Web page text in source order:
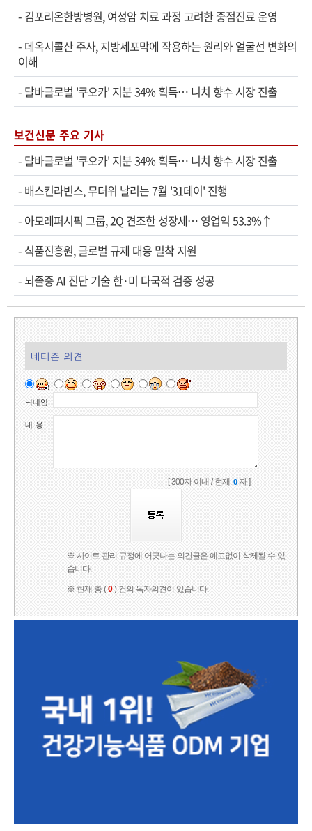
- 김포리온한방병원, 여성암 치료 과정 고려한 중점진료 운영
- 데옥시콜산 주사, 지방세포막에 작용하는 원리와 얼굴선 변화의
이해
- 달바글로벌 '쿠오카' 지분 34% 획득… 니치 향수 시장 진출
보건신문 주요 기사
- 달바글로벌 '쿠오카' 지분 34% 획득… 니치 향수 시장 진출
- 배스킨라빈스, 무더위 날리는 7월 '31데이' 진행
- 아모레퍼시픽 그룹, 2Q 견조한 성장세… 영업익 53.3%↑
- 식품진흥원, 글로벌 규제 대응 밀착 지원
- 뇌졸중 AI 진단 기술 한·미 다국적 검증 성공
네티즌 의견
닉네임
내 용
[ 300자 이내 / 현재:0자 ]
※ 사이트 관리 규정에 어긋나는 의견글은 예고없이 삭제될 수 있
습니다.
※ 현재 총 (0) 건의 독자의견이 있습니다.